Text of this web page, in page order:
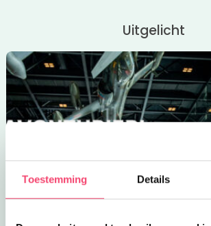
Toestemming Details
Uitgelicht